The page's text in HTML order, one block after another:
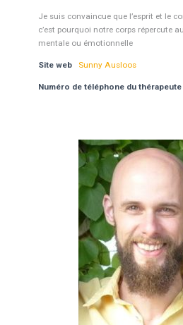
Je suis convaincue que l’esprit et le
c’est pourquoi notre corps répercute
mentale ou émotionnelle
Site web Sunny Ausloos
Numéro de téléphone du thérapeute